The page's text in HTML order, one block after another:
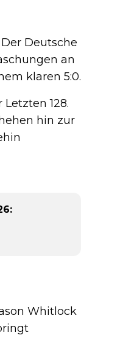
Deutsche
an
klaren 5:0.
128.
hin zur
Whitlock